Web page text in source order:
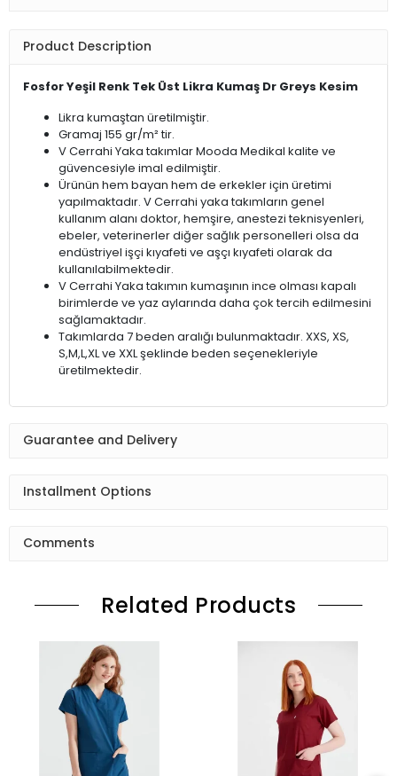
Product Description
Fosfor Yeşil Renk Tek Üst Likra Kumaş Dr Greys Kesim
Likra kumaştan üretilmiştir.
Gramaj 155 gr/m² tir.
V Cerrahi Yaka takımlar Mooda Medikal kalite ve
güvencesiyle imal edilmiştir.
Ürünün hem bayan hem de erkekler için üretimi
yapılmaktadır. V Cerrahi yaka takımların genel
kullanım alanı doktor, hemşire, anestezi teknisyenleri,
ebeler, veterinerler diğer sağlık personelleri olsa da
endüstriyel işçi kıyafeti ve aşçı kıyafeti olarak da
kullanılabilmektedir.
V Cerrahi Yaka takımın kumaşının ince olması kapalı
birimlerde ve yaz aylarında daha çok tercih edilmesini
sağlamaktadır.
Takımlarda 7 beden aralığı bulunmaktadır. XXS, XS,
S,M,L,XL ve XXL şeklinde beden seçenekleriyle
üretilmektedir.
Guarantee and Delivery
Installment Options
Comments
Related Products